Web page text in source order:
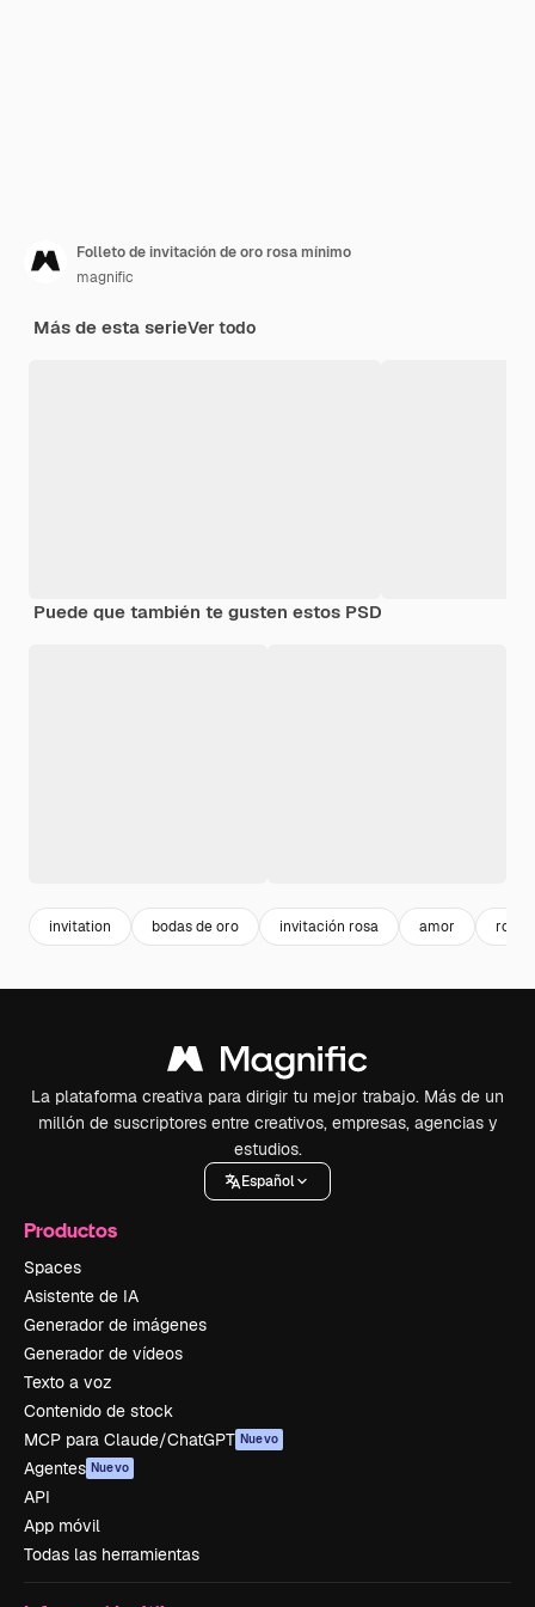
Folleto de invitación de oro rosa mínimo
magnific
Más de esta serieVer todo
Puede que también te gusten estos PSD
invitation bodas de oro invitación rosa amor
La plataforma creativa para dirigir tu mejor trabajo. Más de un
millón de suscriptores entre creativos, empresas, agencias y
estudios.
Español
Productos
Spaces
Asistente de IA
Generador de imágenes
Generador de vídeos
Texto a voz
Contenido de stock
MCP para Claude/ChatGPT Nuevo
Agentes Nuevo
API
App móvil
Todas las herramientas